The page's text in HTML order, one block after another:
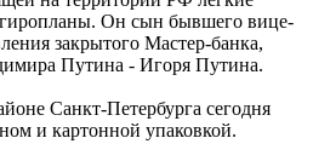
гиропланы. Он сын бывшего вице-
закрытого Мастер-банка,
Путина - Игоря Путина.
Санкт-Петербурга сегодня
и картонной упаковкой.